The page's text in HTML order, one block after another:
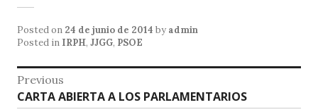
at
s
A
p
c
e
b
o
ai
l
Posted on 24 de junio de 2014 by admin
Posted in IRPH, JJGG, PSOE
Navegación
de
Previous
Previous
CARTA ABIERTA A LOS PARLAMENTARIOS